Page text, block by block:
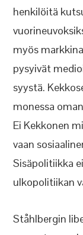
henkilöitä
myös
pysyivät
syystä.
monessa
Ei Kekkonen
vaan
Sisäpolitiikka
ulkopolitiikan
Ståhlbergin